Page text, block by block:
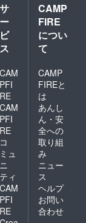
サ
ー
ビ
ス
CAM
PFI
RE
CAM
PFI
RE
コ
ミュ
ニ
ティ
CAM
PFI
RE
CAMP
FIRE
につい
て
CAMP
FIREと
は
あんし
ん・安
全への
取り組
み
ニュー
ス
ヘルプ
お問い
合わせ